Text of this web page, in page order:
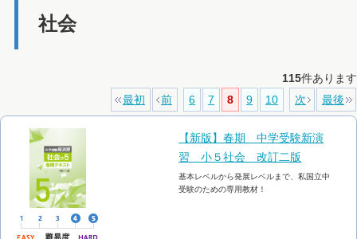
社会
115件あります
最初
前 6 7 8 9 10 次 最後
【新版】春期 中学受験新演
習 小５社会 改訂二版
基本レベルから発展レベルまで、私国立中
受験のための専用教材！